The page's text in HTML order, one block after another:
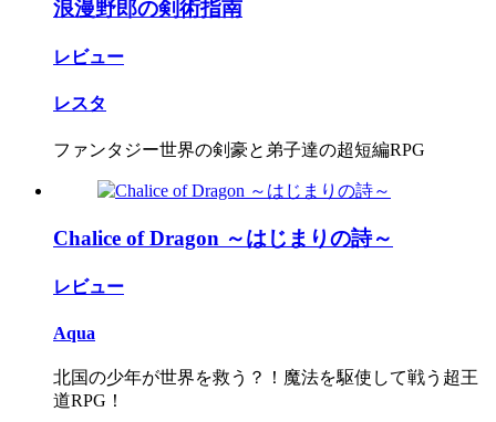
浪漫野郎の剣術指南
レビュー
レスタ
ファンタジー世界の剣豪と弟子達の超短編RPG
Chalice of Dragon ～はじまりの詩～
レビュー
Aqua
北国の少年が世界を救う？！魔法を駆使して戦う超王
道RPG！